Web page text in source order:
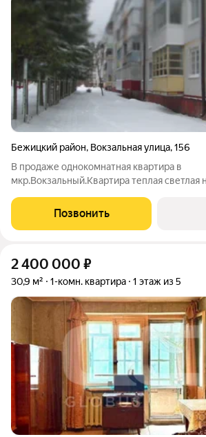
Бежицкий район, Вокзальная улица,156
В продаже однокомнатная квартира в
мкр.Вокзальный.Квартира теплая светлая
Позвонить
2 400 000 ₽
30,9 м² 1-комн. квартира 1 этаж из 5